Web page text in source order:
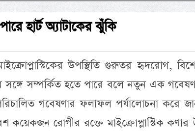
হার্ট অ্যাটাকের ঝুঁকি
উপস্থিতি গুরুতর হৃদরোগ,
সঙ্গে সম্পর্কিত হতে পারে বলে নতুন এক
গবেষণার ফলাফল পর্যালোচনা করে
কয়েকজন রোগীর রক্তে মাইক্রোপ্লাস্টিক কণার